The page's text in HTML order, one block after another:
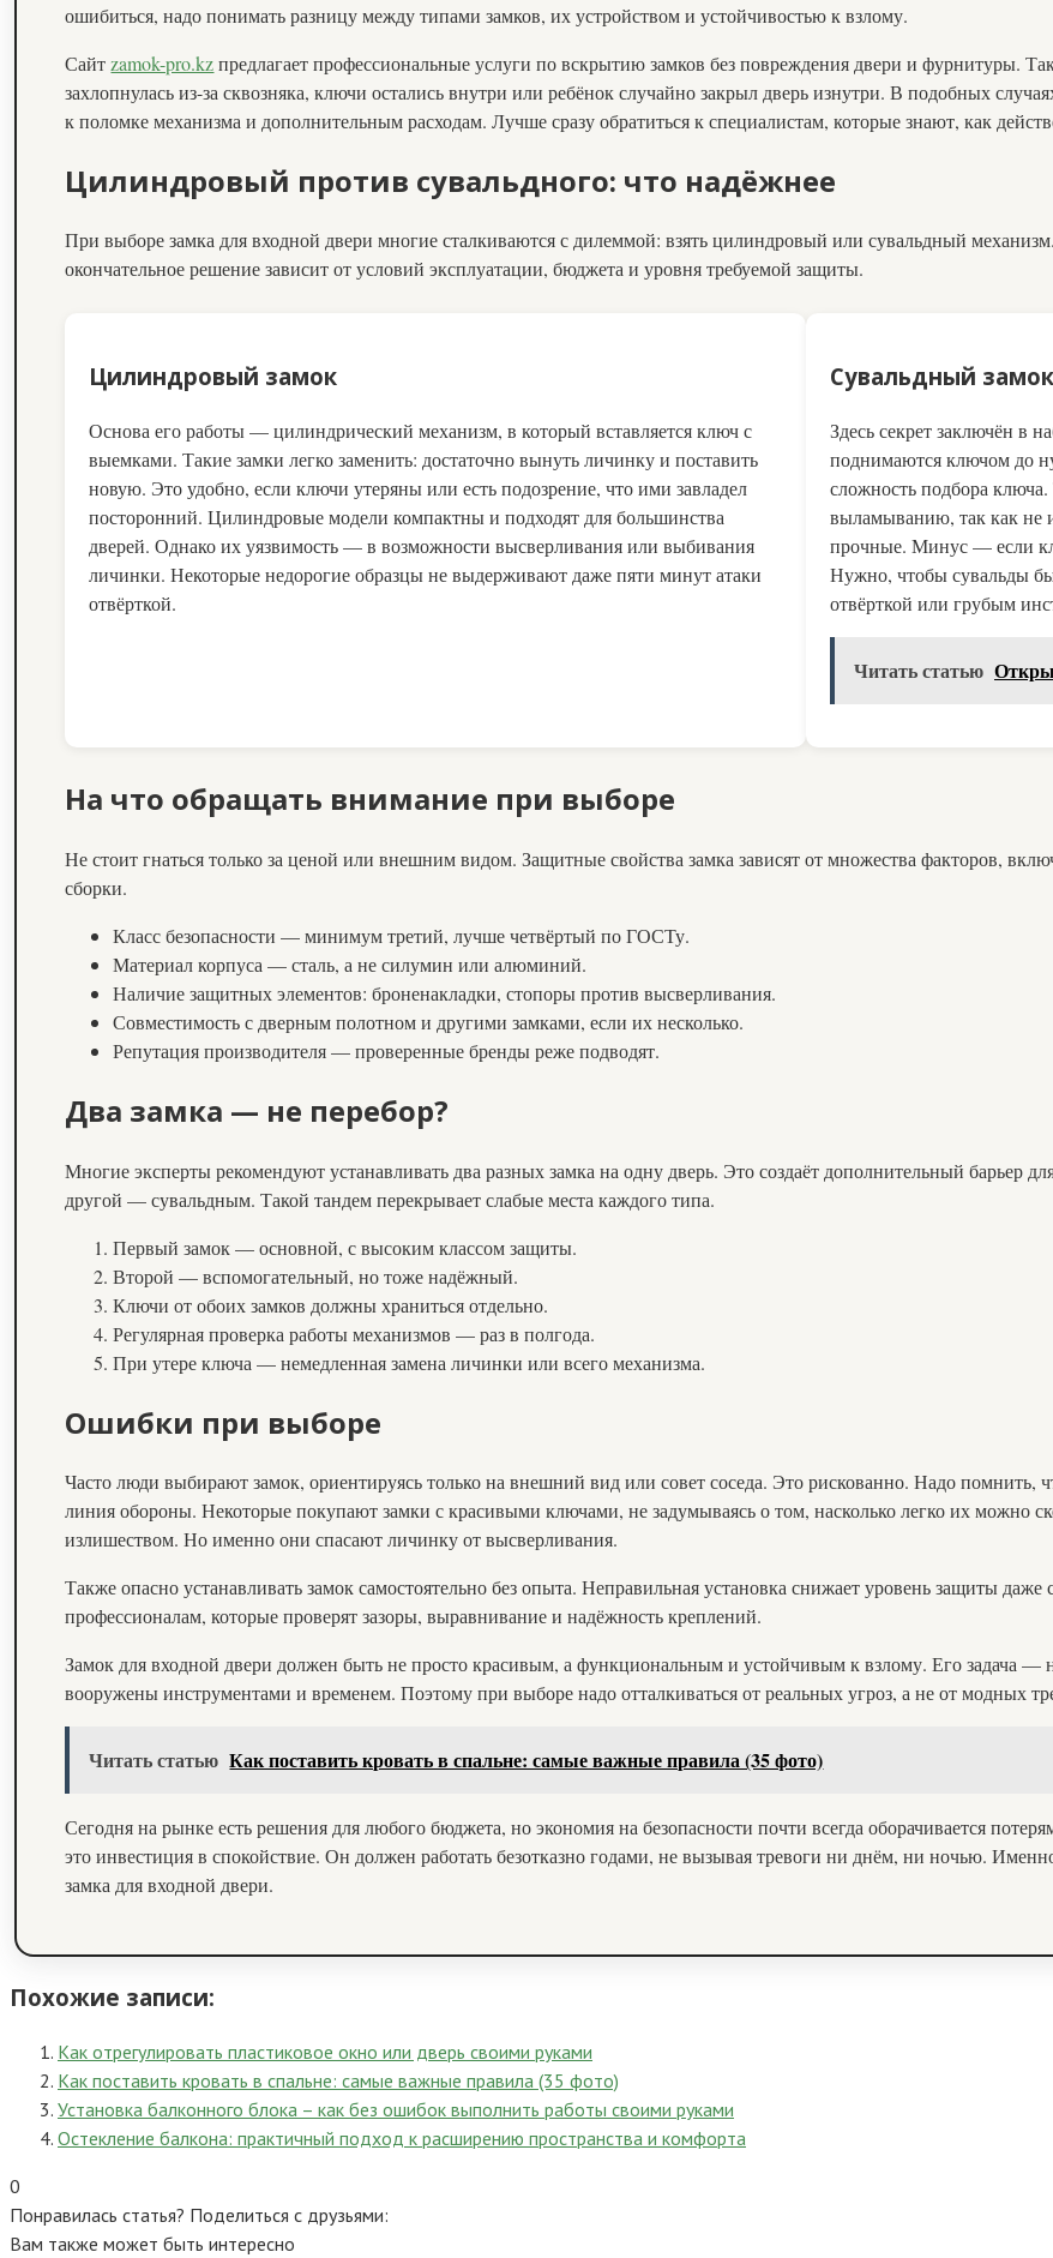
ошибиться, надо понимать разницу между типами замков, их устройством и устойчивостью к взлому.
Сайтzamok-pro.kzпредлагает профессиональные услуги по вскрытию замков без повреждения двери и фурнитуры.
захлопнулась из-за сквозняка, ключи остались внутри или ребёнок случайно закрыл дверь изнутри. В подобных
к поломке механизма и дополнительным расходам. Лучше сразу обратиться к специалистам, которые знают, как
Цилиндровый против сувальдного: что надёжнее
При выборе замка для входной двери многие сталкиваются с дилеммой: взять цилиндровый или сувальдный
окончательное решение зависит от условий эксплуатации, бюджета и уровня требуемой защиты.
Цилиндровый замок
Основа его работы — цилиндрический механизм, в который вставляется ключ с
выемками. Такие замки легко заменить: достаточно вынуть личинку и поставить
новую. Это удобно, если ключи утеряны или есть подозрение, что ими завладел
посторонний. Цилиндровые модели компактны и подходят для большинства
дверей. Однако их уязвимость — в возможности высверливания или выбивания
личинки. Некоторые недорогие образцы не выдерживают даже пяти минут атаки
отвёрткой.
Сувальдный замок
Здесь секрет заключён в
поднимаются ключом до
сложность подбора
выламыванию, так как не
прочные. Минус — если
Нужно, чтобы сувальды
отвёрткой или грубым
Читать статью
На что обращать внимание при выборе
Не стоит гнаться только за ценой или внешним видом. Защитные свойства замка зависят от множества факторов,
сборки.
Класс безопасности — минимум третий, лучше четвёртый по ГОСТу.
Материал корпуса — сталь, а не силумин или алюминий.
Наличие защитных элементов: броненакладки, стопоры против высверливания.
Совместимость с дверным полотном и другими замками, если их несколько.
Репутация производителя — проверенные бренды реже подводят.
Два замка — не перебор?
Многие эксперты рекомендуют устанавливать два разных замка на одну дверь. Это создаёт дополнительный
другой — сувальдным. Такой тандем перекрывает слабые места каждого типа.
Первый замок — основной, с высоким классом защиты.
Второй — вспомогательный, но тоже надёжный.
Ключи от обоих замков должны храниться отдельно.
Регулярная проверка работы механизмов — раз в полгода.
При утере ключа — немедленная замена личинки или всего механизма.
Ошибки при выборе
Часто люди выбирают замок, ориентируясь только на внешний вид или совет соседа. Это рискованно. Надо помнить,
линия обороны. Некоторые покупают замки с красивыми ключами, не задумываясь о том, насколько легко их можно
излишеством. Но именно они спасают личинку от высверливания.
Также опасно устанавливать замок самостоятельно без опыта. Неправильная установка снижает уровень защиты
профессионалам, которые проверят зазоры, выравнивание и надёжность креплений.
Замок для входной двери должен быть не просто красивым, а функциональным и устойчивым к взлому. Его задача —
вооружены инструментами и временем. Поэтому при выборе надо отталкиваться от реальных угроз, а не от модных
Читать статью Как поставить кровать в спальне: самые важные правила (35 фото)
Сегодня на рынке есть решения для любого бюджета, но экономия на безопасности почти всегда оборачивается
это инвестиция в спокойствие. Он должен работать безотказно годами, не вызывая тревоги ни днём, ни ночью.
замка для входной двери.
Похожие записи:
Как отрегулировать пластиковое окно или дверь своими руками
Как поставить кровать в спальне: самые важные правила (35 фото)
Установка балконного блока – как без ошибок выполнить работы своими руками
Остекление балкона: практичный подход к расширению пространства и комфорта
0
Понравилась статья? Поделиться с друзьями:
Вам также может быть интересно